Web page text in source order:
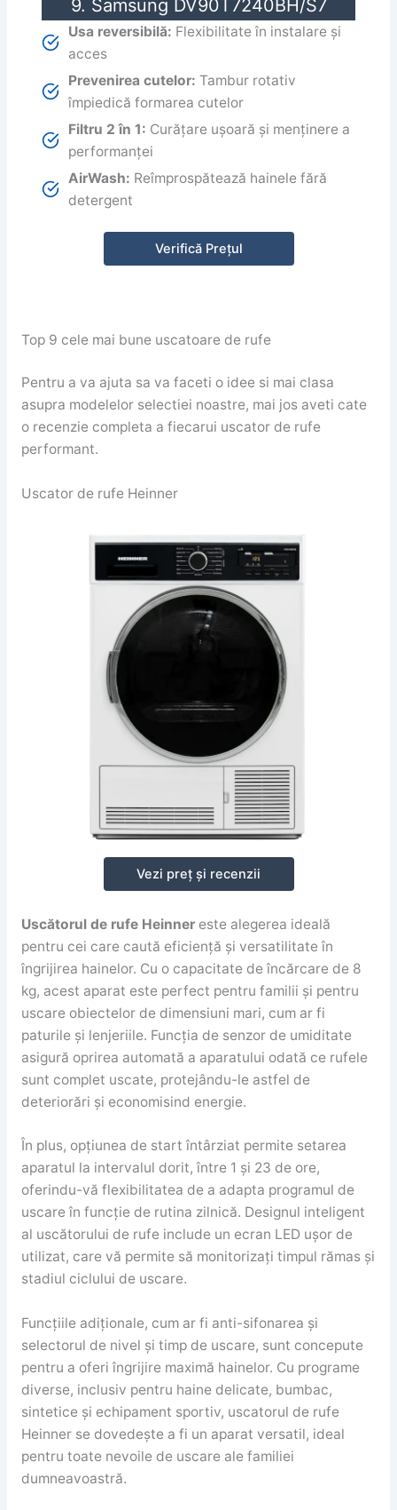
9. Samsung DV90T7240BH/S7
Usa reversibilă: Flexibilitate în instalare și
acces
Prevenirea cutelor: Tambur rotativ
împiedică formarea cutelor
Filtru 2 în 1: Curățare ușoară și menținere a
performanței
AirWash: Reîmprospătează hainele fără
detergent
Verifică Prețul
Top 9 cele mai bune uscatoare de rufe
Pentru a va ajuta sa va faceti o idee si mai clasa
asupra modelelor selectiei noastre, mai jos aveti cate
o recenzie completa a fiecarui uscator de rufe
performant.
Uscator de rufe Heinner
Vezi preț și recenzii
Uscătorul de rufe Heinnereste alegerea ideală
pentru cei care caută eficiență și versatilitate în
îngrijirea hainelor. Cu o capacitate de încărcare de 8
kg, acest aparat este perfect pentru familii și pentru
uscare obiectelor de dimensiuni mari, cum ar fi
paturile și lenjeriile. Funcția de senzor de umiditate
asigură oprirea automată a aparatului odată ce rufele
sunt complet uscate, protejându-le astfel de
deteriorări și economisind energie.
În plus, opțiunea de start întârziat permite setarea
aparatul la intervalul dorit, între 1 și 23 de ore,
oferindu-vă flexibilitatea de a adapta programul de
uscare în funcție de rutina zilnică. Designul inteligent
al uscătorului de rufe include un ecran LED ușor de
utilizat, care vă permite să monitorizați timpul rămas și
stadiul ciclului de uscare.
Funcțiile adiționale, cum ar fi anti-sifonarea și
selectorul de nivel și timp de uscare, sunt concepute
pentru a oferi îngrijire maximă hainelor. Cu programe
diverse, inclusiv pentru haine delicate, bumbac,
sintetice și echipament sportiv, uscatorul de rufe
Heinner se dovedește a fi un aparat versatil, ideal
pentru toate nevoile de uscare ale familiei
dumneavoastră.